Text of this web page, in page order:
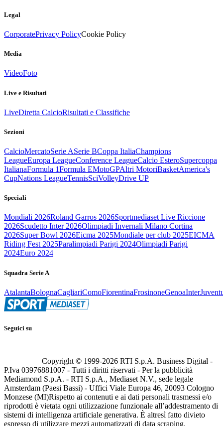
Legal
CorporatePrivacy PolicyCookie Policy
Media
VideoFoto
Live e Risultati
LiveDiretta CalcioRisultati e Classifiche
Sezioni
CalcioMercatoSerie ASerie BCoppa ItaliaChampions
LeagueEuropa LeagueConference LeagueCalcio EsteroSupercoppa
ItalianaFormula 1Formula EMotoGPAltri MotoriBasketAmerica's
CupNations LeagueTennisSciVolleyDrive UP
Speciali
Mondiali 2026Roland Garros 2026Sportmediaset Live Riccione
2026Scudetto Inter 2026Olimpiadi Invernali Milano Cortina
2026Super Bowl 2026Eicma 2025Mondiale per club 2025EICMA
Riding Fest 2025Paralimpiadi Parigi 2024Olimpiadi Parigi
2024Euro 2024
Squadra Serie A
AtalantaBolognaCagliariComoFiorentinaFrosinoneGenoaInter
Seguici su
Copyright © 1999-2026 RTI S.p.A. Business Digital -
P.Iva 03976881007 - Tutti i diritti riservati - Per la pubblicità
Mediamond S.p.A. - RTI S.p.A., Mediaset N.V., sede legale
Amsterdam (Paesi Bassi) - Uffici Viale Europa 46, 20093 Cologno
Monzese (MI)Rispetto ai contenuti e ai dati personali trasmessi e/o
riprodotti è vietata ogni utilizzazione funzionale all’addestramento di
sistemi di intelligenza artificiale generativa. È altresì fatto divieto
espresso di utilizzare mezzi automatizzati di data scraping.